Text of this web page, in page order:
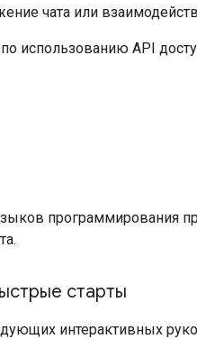
чата или
по использованию API
программирования
старты
интерактивных